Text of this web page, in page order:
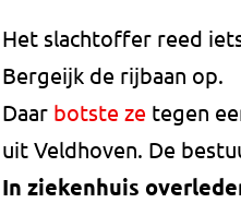
Het slachtoffer reed
Bergeijk de rijbaan op.
Daar botste ze tegen
uit Veldhoven. De
In ziekenhuis